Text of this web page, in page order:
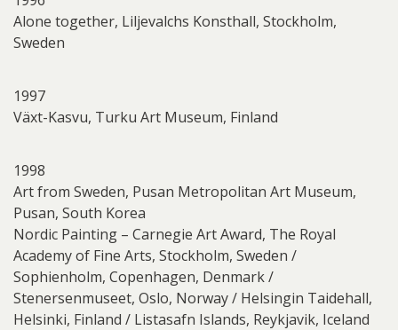
Alone together, Liljevalchs Konsthall, Stockholm,
Sweden
1997
Växt-Kasvu, Turku Art Museum, Finland
1998
Art from Sweden, Pusan Metropolitan Art Museum,
Pusan, South Korea
Nordic Painting – Carnegie Art Award, The Royal
Academy of Fine Arts, Stockholm, Sweden /
Sophienholm, Copenhagen, Denmark /
Stenersenmuseet, Oslo, Norway / Helsingin Taidehall,
Helsinki, Finland / Listasafn Islands, Reykjavik, Iceland